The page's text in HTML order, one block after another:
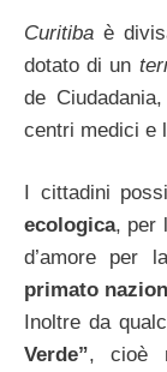
Curitiba è
dotato di un
de
centri medici e
I cittadini
ecologica, per
d’amore per
primato
Inoltre da
Verde”, cioè